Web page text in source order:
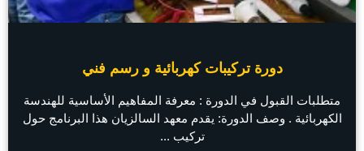
دورة تركيبات كهربائية و رسم فني
متطلبات القبول في الدورة : معرفة المفاهيم الأساسية للهندسة
الكهربائية . وصف الدورة: يقدم معهد السالزيان هذا البرنامج حول
تركيب ...